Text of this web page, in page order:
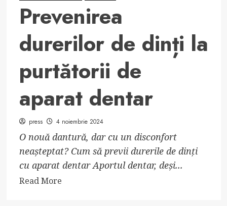
Prevenirea
durerilor de dinți la
purtătorii de
aparat dentar
press 4 noiembrie 2024
O nouă dantură, dar cu un disconfort
neașteptat? Cum să previi durerile de dinți
cu aparat dentar Aportul dentar, deși...
Read MoreRead